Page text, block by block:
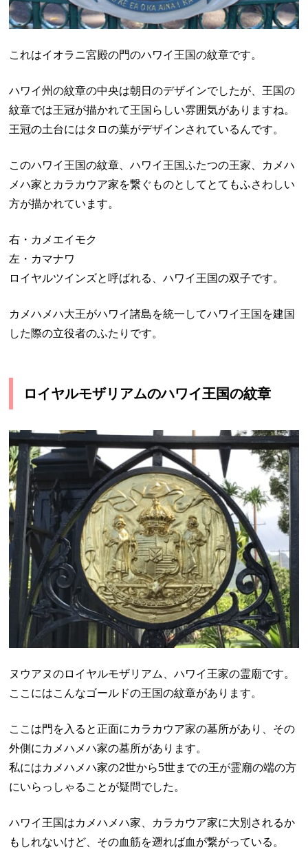
これはイオラニ宮殿の門のハワイ王国の紋章です。
ハワイ州の紋章の中央は朝日のデザインでしたが、王国の
紋章では王冠が描かれて王国らしい雰囲気がありますね。
王冠の土台にはタロの葉がデザインされているんです。
このハワイ王国の紋章、ハワイ王国ふたつの王家、カメハ
メハ家とカラカウア家を繋ぐものとしてとてもふさわしい
方が描かれています。
右・カメエイモク
左・カマナワ
ロイヤルツインズと呼ばれる、ハワイ王国の双子です。
カメハメハ大王がハワイ諸島を統一してハワイ王国を建国
した際の立役者のふたりです。
ロイヤルモザリアムのハワイ王国の紋章
ヌウアヌのロイヤルモザリアム、ハワイ王家の霊廟です。
ここにはこんなゴールドの王国の紋章があります。
ここは門を入ると正面にカラカウア家の墓所があり、その
外側にカメハメハ家の墓所があります。
私にはカメハメハ家の2世から5世までの王が霊廟の端の方
にいらっしゃることが疑問でした。
ハワイ王国はカメハメハ家、カラカウア家に大別されるか
もしれないけど、その血筋を遡れば血が繋がっている。